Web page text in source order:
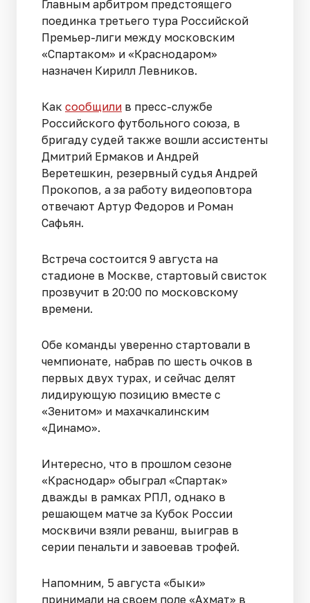
Главным арбитром предстоящего
поединка третьего тура Российской
Премьер-лиги между московским
«Спартаком» и «Краснодаром»
назначен Кирилл Левников.
Как сообщили в пресс-службе
Российского футбольного союза, в
бригаду судей также вошли ассистенты
Дмитрий Ермаков и Андрей
Веретешкин, резервный судья Андрей
Прокопов, а за работу видеоповтора
отвечают Артур Федоров и Роман
Сафьян.
Встреча состоится 9 августа на
стадионе в Москве, стартовый свисток
прозвучит в 20:00 по московскому
времени.
Обе команды уверенно стартовали в
чемпионате, набрав по шесть очков в
первых двух турах, и сейчас делят
лидирующую позицию вместе с
«Зенитом» и махачкалинским
«Динамо».
Интересно, что в прошлом сезоне
«Краснодар» обыграл «Спартак»
дважды в рамках РПЛ, однако в
решающем матче за Кубок России
москвичи взяли реванш, выиграв в
серии пенальти и завоевав трофей.
Напомним, 5 августа «быки»
принимали на своем поле «Ахмат» в